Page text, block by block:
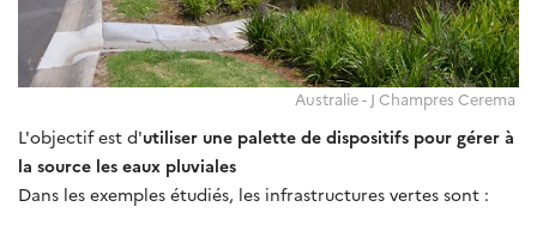
Australie - J Champres Cerema
L'objectif est d'utiliser une palette de dispositifs pour gérer à
la source les eaux pluviales
Dans les exemples étudiés, les infrastructures vertes sont :